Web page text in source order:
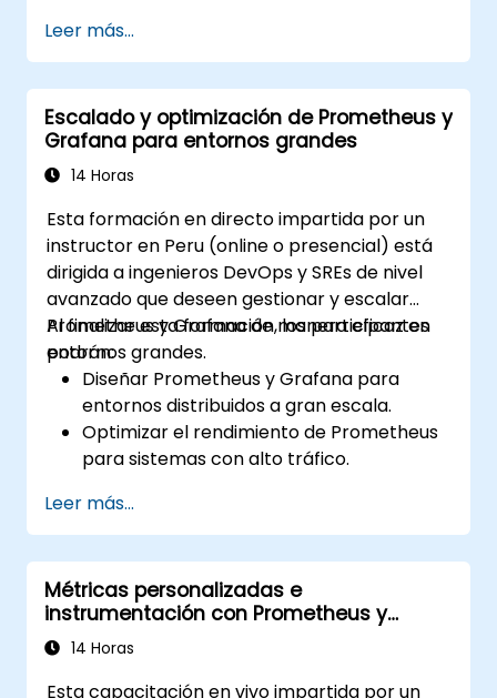
ElasticSearch.
Crear, gestionar y personalizar paneles y
gráficos.
Utilizar variables y consultas para crear
paneles dinámicos.
Configurar notificaciones y alertas a
Instalar y gestionar complementos para
ampliar la funcionalidad de Grafana.
Leer más...
Escalado y optimización de Prometheus y
Grafana para entornos grandes
14 Horas
Esta formación en directo impartida por un
instructor en Peru (online o presencial) está
dirigida a ingenieros DevOps y SREs de nivel
avanzado que deseen gestionar y escalar
Prometheus y Grafana de manera eficaz en
entornos grandes.
Al finalizar esta formación, los participantes
podrán:
Diseñar Prometheus y Grafana para
entornos distribuidos a gran escala.
Optimizar el rendimiento de Prometheus
para sistemas con alto tráfico.
datos grandes y visualizaciones
complejas.
Implementar estrategias avanzadas de
resolución de problemas y escalabilidad.
Leer más...
Métricas personalizadas e
instrumentación con Prometheus y
Grafana
14 Horas
Esta capacitación en vivo impartida por un